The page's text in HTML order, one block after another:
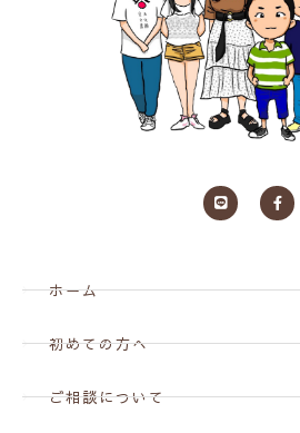
ホーム
初めての方へ
ご相談について